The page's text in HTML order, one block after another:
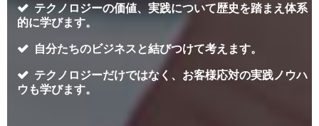
テクノロジーの価値、実践について歴史を踏まえ体系
的に学びます。
自分たちのビジネスと結びつけて考えます。
テクノロジーだけではなく、お客様応対の実践ノウハ
ウも学びます。